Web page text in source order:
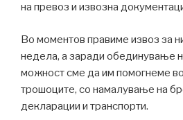
на превоз и извозна
Во моментов правиме извоз за
недела, а заради обединување
можност сме да им помогнеме
трошоците, со намалување на
декларации и транспорти.